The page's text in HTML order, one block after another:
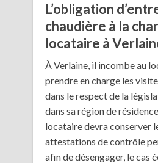
L’obligation
chaudière à la
locataire à
À Verlaine, il incombe au
prendre en charge les
dans le respect de la
dans sa région de
locataire devra conserver
attestations de contrôle
afin de désengager, le cas